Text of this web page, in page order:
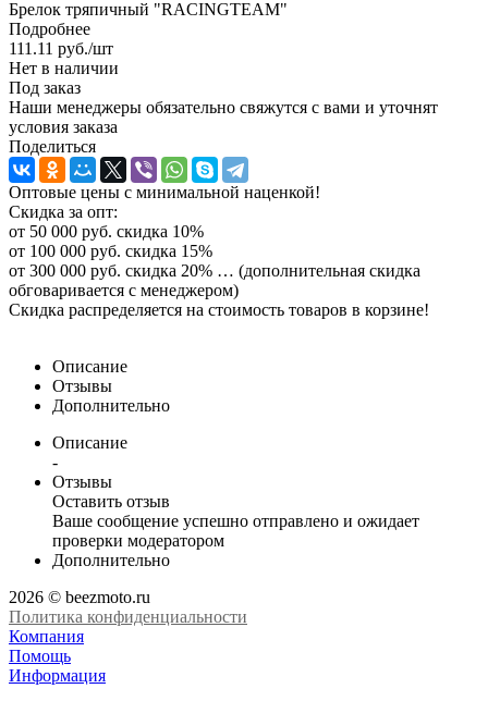
Брелок тряпичный "RACINGTEAM"
Подробнее
111.11 руб./шт
Нет в наличии
Под заказ
Наши менеджеры обязательно свяжутся с вами и уточнят
условия заказа
Поделиться
Оптовые цены с минимальной наценкой!
Скидка за опт:
от 50 000 руб. скидка 10%
от 100 000 руб. скидка 15%
от 300 000 руб. скидка 20% … (дополнительная скидка
обговаривается с менеджером)
Скидка распределяется на стоимость товаров в корзине!
Описание
Отзывы
Дополнительно
Описание
-
Отзывы
Оставить отзыв
Ваше сообщение успешно отправлено и ожидает
проверки модератором
Дополнительно
2026 © beezmoto.ru
Политика конфиденциальности
Компания
Помощь
Информация